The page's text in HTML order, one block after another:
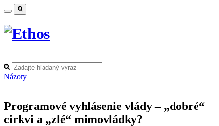
Názory
Programové vyhlásenie vlády – „dobré“
cirkvi a „zlé“ mimovládky?